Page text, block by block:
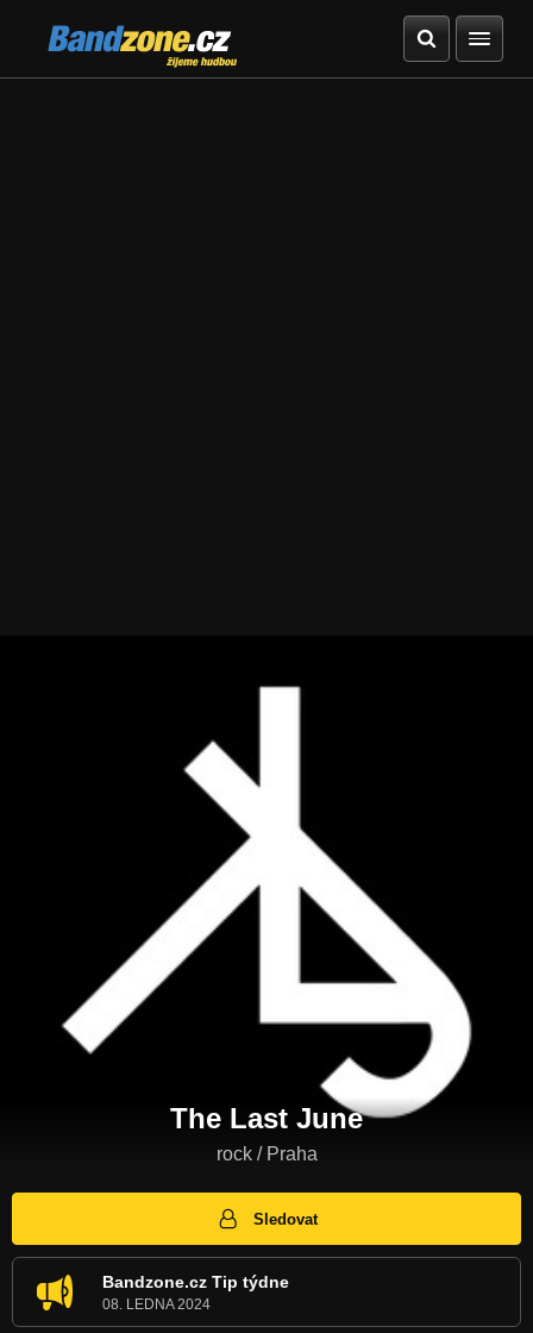
Bandzone.cz
žijeme hudbou
The Last June
rock / Praha
Sledovat
Bandzone.cz Tip týdne
08. LEDNA 2024